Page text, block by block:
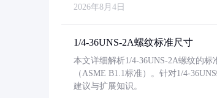
2026年8月4日
1/4-36UNS-2A螺纹标准尺寸
本文详细解析1/4-36UNS-2A螺纹的
（ASME B1.1标准）。针对1/4-
建议与扩展知识。